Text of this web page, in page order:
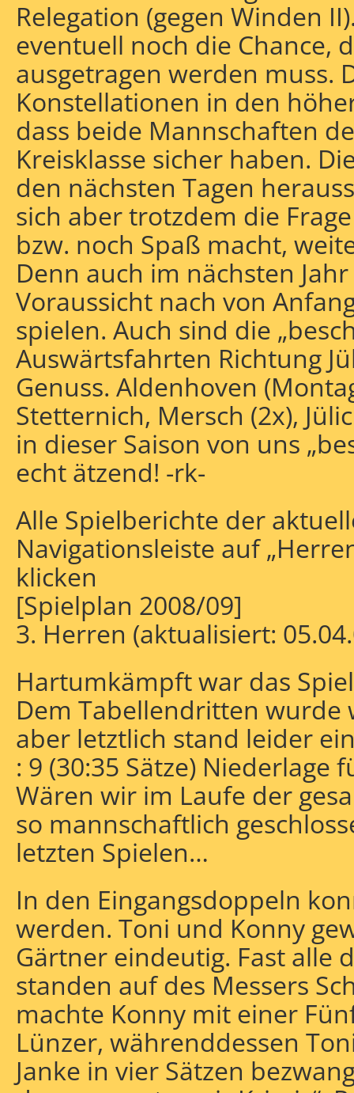
Relegation (gegen Winden
eventuell noch die Chance,
ausgetragen werden muss.
Konstellationen in den
dass beide Mannschaften
Kreisklasse sicher haben.
den nächsten Tagen
sich aber trotzdem die
bzw. noch Spaß macht,
Denn auch im nächsten
Voraussicht nach von
spielen. Auch sind die
Auswärtsfahrten Richtung
Genuss. Aldenhoven
Stetternich, Mersch (2x),
in dieser Saison von uns
echt ätzend! -rk-
Alle Spielberichte der
Navigationsleiste auf
klicken
[Spielplan 2008/09]
3. Herren (aktualisiert:
Hartumkämpft war das
Dem Tabellendritten wurde
aber letztlich stand leider
: 9 (30:35 Sätze) Niederlage
Wären wir im Laufe der
so mannschaftlich
letzten Spielen…
In den Eingangsdoppeln
werden. Toni und Konny
Gärtner eindeutig. Fast alle
standen auf des Messers
machte Konny mit einer
Lünzer, währenddessen
Janke in vier Sätzen